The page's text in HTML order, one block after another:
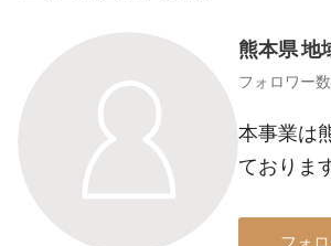
熊本県 地
フォロワー
本事業は
ておりま
フォ